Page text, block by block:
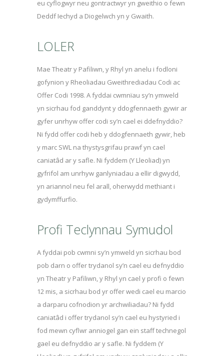
eu cyflogwyr neu gontractwyr yn gweithio o fewn
Deddf Iechyd a Diogelwch yn y Gwaith.
LOLER
Mae Theatr y Pafiliwn, y Rhyl yn anelu i fodloni
gofynion y Rheoliadau Gweithrediadau Codi ac
Offer Codi 1998. A fyddai cwmnïau sy’n ymweld
yn sicrhau fod ganddynt y ddogfennaeth gywir ar
gyfer unrhyw offer codi sy’n cael ei ddefnyddio?
Ni fydd offer codi heb y ddogfennaeth gywir, heb
y marc SWL na thystysgrifau prawf yn cael
caniatâd ar y safle. Ni fyddem (Y Lleoliad) yn
gyfrifol am unrhyw ganlyniadau a ellir digwydd,
yn ariannol neu fel arall, oherwydd methiant i
gydymffurfio.
Profi Teclynnau Symudol
A fyddai pob cwmni sy’n ymweld yn sicrhau bod
pob darn o offer trydanol sy’n cael eu defnyddio
yn Theatr y Pafiliwn, y Rhyl yn cael y profi o fewn
12 mis, a sicrhau bod yr offer wedi cael eu marcio
a darparu cofnodion yr archwiliadau? Ni fydd
caniatâd i offer trydanol sy’n cael eu hystyried i
fod mewn cyflwr anniogel gan ein staff technegol
gael eu defnyddio ar y safle. Ni fyddem (Y